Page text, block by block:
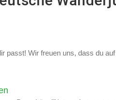
passt! Wir freuen uns, dass du